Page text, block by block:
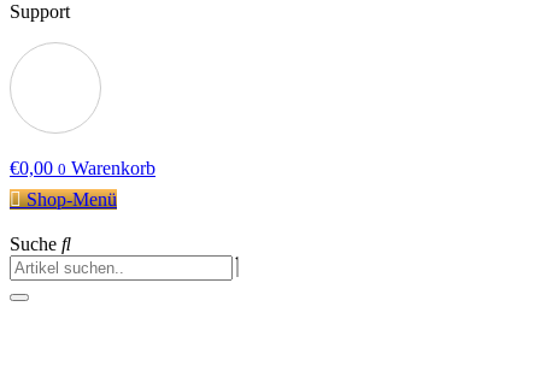
Support
€0,00 0 Warenkorb
Shop-Menü
Suche